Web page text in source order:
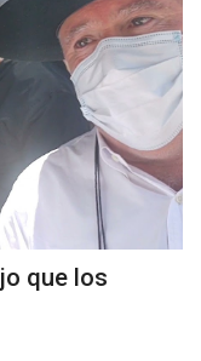
que los